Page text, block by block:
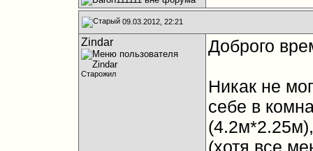
09.03.2012, 22:21
Zindar
Старожил
Доброго
Никак не
себе в
(хотя все